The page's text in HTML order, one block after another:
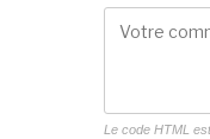
Le code HTML